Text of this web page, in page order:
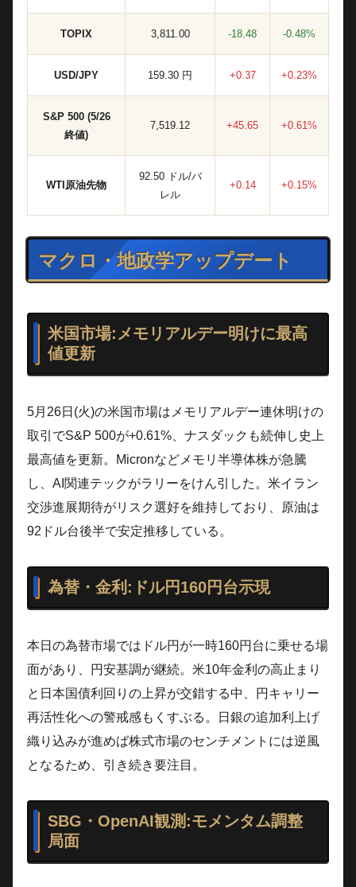
TOPIX 3,811.00 -18.48 -0.48%
USD/JPY 159.30 円 +0.37 +0.23%
S&P 500 (5/26
終値)
7,519.12 +45.65 +0.61%
WTI原油先物
92.50 ドル/バ
レル
+0.14 +0.15%
マクロ・地政学アップデート
米国市場:メモリアルデー明けに最高
値更新
5月26日(火)の米国市場はメモリアルデー連休明けの
取引でS&P 500が+0.61%、ナスダックも続伸し史上
最高値を更新。Micronなどメモリ半導体株が急騰
し、AI関連テックがラリーをけん引した。米イラン
交渉進展期待がリスク選好を維持しており、原油は
92ドル台後半で安定推移している。
為替・金利:ドル円160円台示現
本日の為替市場ではドル円が一時160円台に乗せる場
面があり、円安基調が継続。米10年金利の高止まり
と日本国債利回りの上昇が交錯する中、円キャリー
再活性化への警戒感もくすぶる。日銀の追加利上げ
織り込みが進めば株式市場のセンチメントには逆風
となるため、引き続き要注目。
SBG・OpenAI観測:モメンタム調整
局面